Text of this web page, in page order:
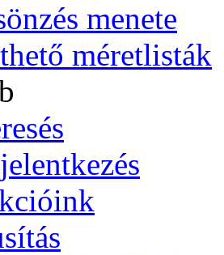
menete
méretlisták